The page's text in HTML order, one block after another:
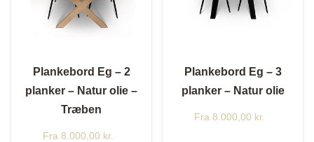
Plankebord Eg – 2
planker – Natur olie –
Træben
Fra8.000,00 kr.
Plankebord Eg – 3
planker – Natur olie
Fra8.000,00 kr.